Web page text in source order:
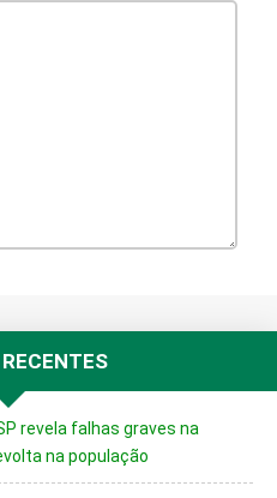
revela falhas graves na
na população